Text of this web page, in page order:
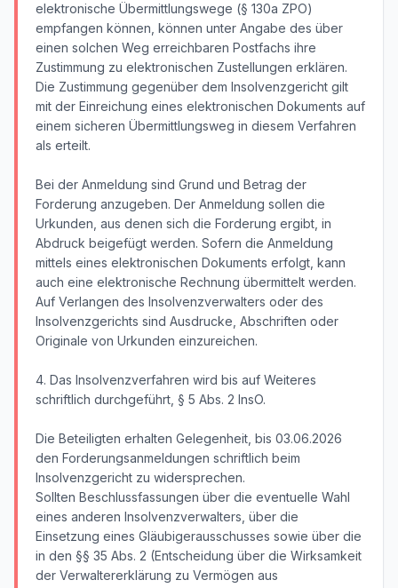
elektronische Übermittlungswege (§ 130a ZPO)
empfangen können, können unter Angabe des über
einen solchen Weg erreichbaren Postfachs ihre
Zustimmung zu elektronischen Zustellungen erklären.
Die Zustimmung gegenüber dem Insolvenzgericht gilt
mit der Einreichung eines elektronischen Dokuments auf
einem sicheren Übermittlungsweg in diesem Verfahren
als erteilt.
Bei der Anmeldung sind Grund und Betrag der
Forderung anzugeben. Der Anmeldung sollen die
Urkunden, aus denen sich die Forderung ergibt, in
Abdruck beigefügt werden. Sofern die Anmeldung
mittels eines elektronischen Dokuments erfolgt, kann
auch eine elektronische Rechnung übermittelt werden.
Auf Verlangen des Insolvenzverwalters oder des
Insolvenzgerichts sind Ausdrucke, Abschriften oder
Originale von Urkunden einzureichen.
4. Das Insolvenzverfahren wird bis auf Weiteres
schriftlich durchgeführt, § 5 Abs. 2 InsO.
Die Beteiligten erhalten Gelegenheit, bis 03.06.2026
den Forderungsanmeldungen schriftlich beim
Insolvenzgericht zu widersprechen.
Sollten Beschlussfassungen über die eventuelle Wahl
eines anderen Insolvenzverwalters, über die
Einsetzung eines Gläubigerausschusses sowie über die
in den §§ 35 Abs. 2 (Entscheidung über die Wirksamkeit
der Verwaltererklärung zu Vermögen aus